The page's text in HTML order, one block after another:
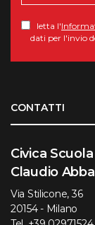
letta l'
dati per l'invio
CONTATTI
Civica
Claudio
Via Stilicone, 36
20154 - Milano